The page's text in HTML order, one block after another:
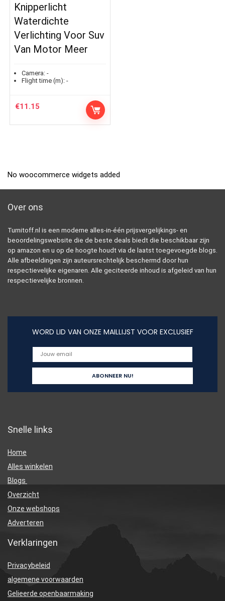
Knipperlicht
Waterdichte
Verlichting Voor Suv
Van Motor Meer
Camera: -
Flight time (m): -
€11.15
No woocommerce widgets added
Over ons
Turnitoff.nl is een moderne alles-in-één prijsvergelijkings- en
beoordelingswebsite die de beste deals biedt die beschikbaar zijn
op amazon en u op de hoogte houdt via de laatst toegevoegde blogs.
Alle afbeeldingen zijn auteursrechtelijk beschermd door hun
respectievelijke eigenaren. Alle geciteerde inhoud is afgeleid van hun
respectievelijke bronnen.
WORD LID VAN ONZE MAILLIJST VOOR EXCLUSIEF
Snelle links
Home
Alles winkelen
Blogs
Overzicht
Onze webshops
Adverteren
Verklaringen
Privacybeleid
algemene voorwaarden
Gelieerde openbaarmaking